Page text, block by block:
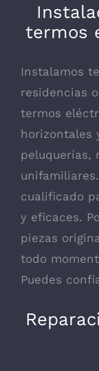
termos
Instalamos
residencias
termos
horizontales
peluquerías,
cualificado
y eficaces.
piezas
todo
Puedes